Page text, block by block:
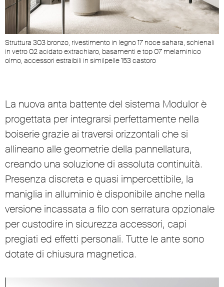
Struttura 303 bronzo, rivestimento in legno 17 noce sahara, schienali
in vetro 02 acidato extrachiaro, basamenti e top 07 melaminico
olmo, accessori estraibili in similpelle 153 castoro
La nuova anta battente del sistema Modulor è
progettata per integrarsi perfettamente nella
boiserie grazie ai traversi orizzontali che si
allineano alle geometrie della pannellatura,
creando una soluzione di assoluta continuità.
Presenza discreta e quasi impercettibile, la
maniglia in alluminio è disponibile anche nella
versione incassata a filo con serratura opzionale
per custodire in sicurezza accessori, capi
pregiati ed effetti personali. Tutte le ante sono
dotate di chiusura magnetica.